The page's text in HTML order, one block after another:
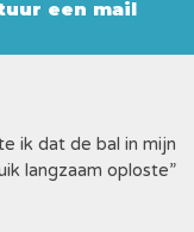
een mail
ik dat de bal in mijn
langzaam oploste”